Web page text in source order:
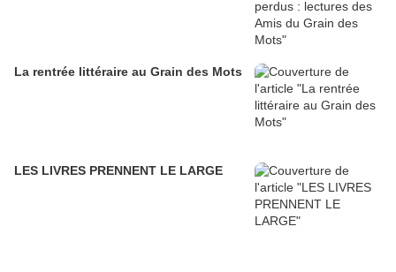
La rentrée littéraire au Grain des Mots
LES LIVRES PRENNENT LE LARGE